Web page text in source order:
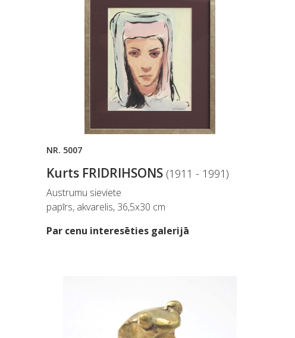
NR. 5007
Kurts FRIDRIHSONS (1911 - 1991)
Austrumu sieviete
papīrs, akvarelis, 36,5x30 cm
Par cenu interesēties galerijā